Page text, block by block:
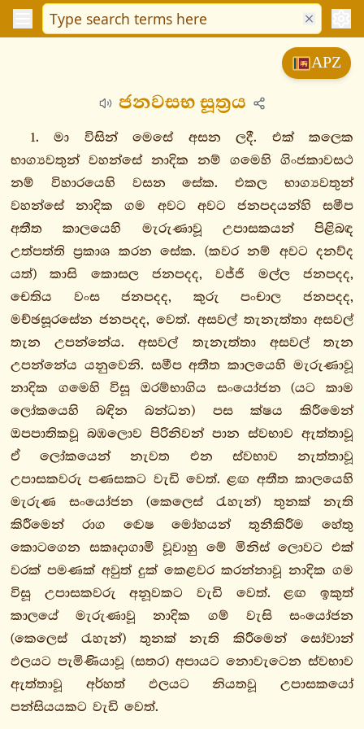
දීඝනිකාය
සීලක්ඛන්ධවග්ගො
මහාවග්ගො
මහාපදානසුත්තං
මහානිදානසුත්තං
මහාපරිනිබ්බානසුත්තං
මහාසුදස්සනසුත්තං
ජනවසභසුත්තං
මහාගොවින්දසුත්තං
මහාසමයසුත්තං
සක්කපඤ්හසුත්තං
මහාසතිපට්ඨානසුත්තං
පායාසිසුත්තං
පාථිකවග්ගො
මජ්ඣිමනිකාය
සංයුත්තනිකාය
අඞ්ගුත්තරනිකාය
ඛුද්දකනිකාය
අභිධම්මපිටක
APZ
ජනවසභ සූත්‍රය
1. මා විසින් මෙසේ අසන ලදී. එක් කලෙක
භාග්‍යවතුන් වහන්සේ නාදික නම් ගමෙහි ගිංජකාවසථ
නම් විහාරයෙහි වසන සේක. එකල භාග්‍යවතුන්
වහන්සේ නාදික ගම අවට අවට ජනපදයන්හි සමීප
අතීත කාලයෙහි මැරුණාවූ උපාසකයන් පිළිබඳ
උත්පත්ති ප්‍රකාශ කරන සේක. (කවර නම් අවට දනව්ද
යත්) කාසි කොසල ජනපදද, වජ්ජි මල්ල ජනපදද,
චෙතිය වංස ජනපදද, කුරු පංචාල ජනපදද,
මච්ඡසූරසේන ජනපදද, වෙත්. අසවල් තැනැත්තා අසවල්
තැන උපන්නේය. අසවල් තැනැත්තා අසවල් තැන
උපන්නේය යනුවෙනි. සමීප අතීත කාලයෙහි මැරුණාවූ
නාදික ගමෙහි විසූ ඔරම්භාගිය සංයෝජන (යට කාම
ලෝකයෙහි බඳින බන්ධන) පස ක්ෂය කිරීමෙන්
ඔපපාතිකවූ බඹලොව පිරිනිවන් පාන ස්වභාව ඇත්තාවූ
ඒ ලෝකයෙන් නැවත එන ස්වභාව නැත්තාවූ
උපාසකවරු පණසකට වැඩි වෙත්. ළඟ අතීත කාලයෙහි
මැරුණ සංයෝජන (කෙලෙස් රැහැන්) තුනක් නැති
කිරීමෙන් රාග ද්‍වෙෂ මෝහයන් තුනීකිරීම හේතු
කොටගෙන සකෘදාගාමි වූවාහු මේ මිනිස් ලොවට එක්
වරක් පමණක් අවුත් දුක් කෙළවර කරන්නාවූ නාදික ගම
විසූ උපාසකවරු අනූවකට වැඩි වෙත්. ළඟ ඉකුත්
කාලයේ මැරුණාවූ නාදික ගම් වැසි සංයෝජන
(කෙලෙස් රැහැන්) තුනක් නැති කිරීමෙන් සෝවාන්
ඵලයට පැමිණියාවූ (සතර) අපායට නොවැටෙන ස්වභාව
ඇත්තාවූ අර්හත් ඵලයට නියතවූ උපාසකයෝ
පන්සියයකට වැඩි වෙත්.